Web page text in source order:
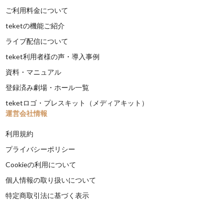
ご利用料金について
teketの機能ご紹介
ライブ配信について
teket利用者様の声・導入事例
資料・マニュアル
登録済み劇場・ホール一覧
teketロゴ・プレスキット（メディアキット）
運営会社情報
利用規約
プライバシーポリシー
Cookieの利用について
個人情報の取り扱いについて
特定商取引法に基づく表示